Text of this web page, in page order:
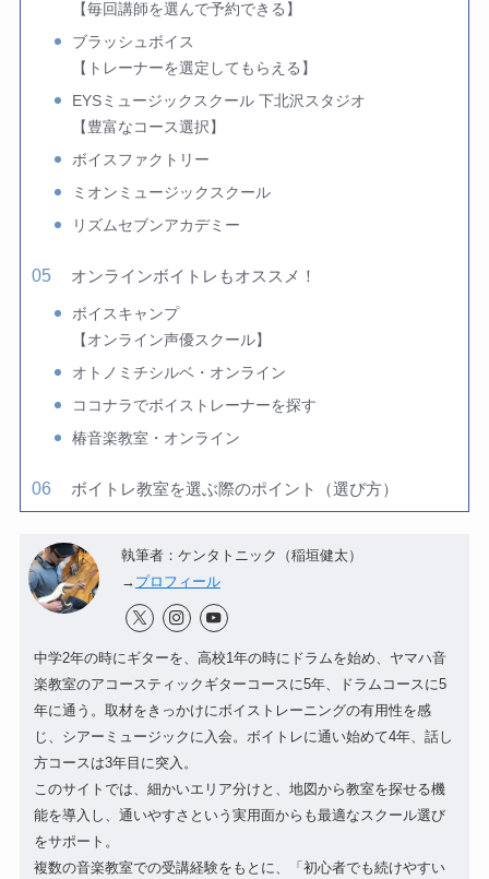
【毎回講師を選んで予約できる】
ブラッシュボイス
【トレーナーを選定してもらえる】
EYSミュージックスクール 下北沢スタジオ
【豊富なコース選択】
ボイスファクトリー
ミオンミュージックスクール
リズムセブンアカデミー
オンラインボイトレもオススメ！
ボイスキャンプ
【オンライン声優スクール】
オトノミチシルベ・オンライン
ココナラでボイストレーナーを探す
椿音楽教室・オンライン
ボイトレ教室を選ぶ際のポイント（選び方）
執筆者：ケンタトニック（稲垣健太）
→ プロフィール
中学2年の時にギターを、高校1年の時にドラムを始め、ヤマハ音
楽教室のアコースティックギターコースに5年、ドラムコースに5
年に通う。取材をきっかけにボイストレーニングの有用性を感
じ、シアーミュージックに入会。ボイトレに通い始めて4年、話し
方コースは3年目に突入。
このサイトでは、細かいエリア分けと、地図から教室を探せる機
能を導入し、通いやすさという実用面からも最適なスクール選び
をサポート。
複数の音楽教室での受講経験をもとに、「初心者でも続けやすい